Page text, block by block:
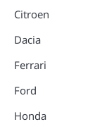
Citroen
Dacia
Ferrari
Ford
Honda